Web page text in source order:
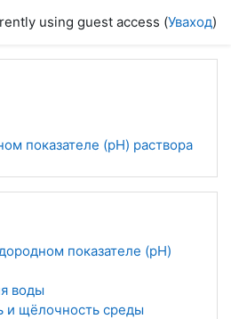
using guest access (Уваход)
показателе (рН) раствора
показателе (рН)
воды
и щёлочность среды